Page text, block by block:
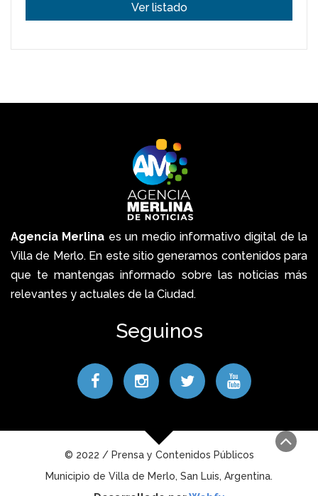
Ver listado
Agencia Merlina es un medio informativo digital de la
Villa de Merlo. En este sitio generamos contenidos para
que te mantengas informado sobre las noticias más
relevantes y actuales de la Ciudad.
Seguinos
© 2022 / Prensa y Contenidos Públicos
Municipio de Villa de Merlo, San Luis, Argentina.